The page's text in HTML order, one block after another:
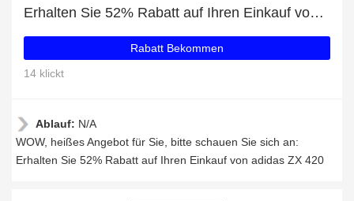
Erhalten Sie 52% Rabatt auf Ihren Einkauf von adidas ZX 420
Rabatt Bekommen
14 klickt
Ablauf: N/A
WOW, heißes Angebot für Sie, bitte schauen Sie sich an:
Erhalten Sie 52% Rabatt auf Ihren Einkauf von adidas ZX 420